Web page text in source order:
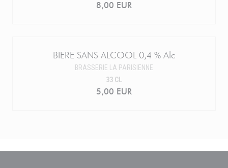
8,00 EUR
BIERE SANS ALCOOL 0,4 % Alc
BRASSERIE LA PARISIENNE
5,00 EUR
33 CL